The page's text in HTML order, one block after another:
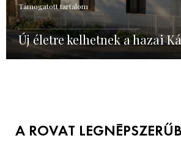
Támogatott tartalom
Új életre kelhetnek a hazai
A ROVAT